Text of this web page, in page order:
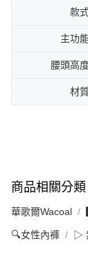
款
主功
腰頭高
材
商品相關分
華歌爾Wacoal
🔍女性內褲 ▷